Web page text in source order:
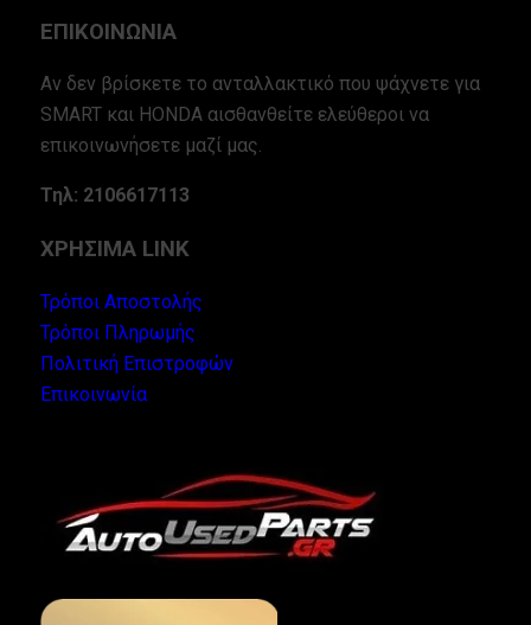
ΕΠΙΚΟΙΝΩΝΙΑ
Αν δεν βρίσκετε το ανταλλακτικό που ψάχνετε για
SMART και HONDA αισθανθείτε ελεύθεροι να
επικοινωνήσετε μαζί μας.
Τηλ: 2106617113
ΧΡΗΣΙΜΑ LINK
Τρόποι Αποστολής
Τρόποι Πληρωμής
Πολιτική Επιστροφών
Επικοινωνία